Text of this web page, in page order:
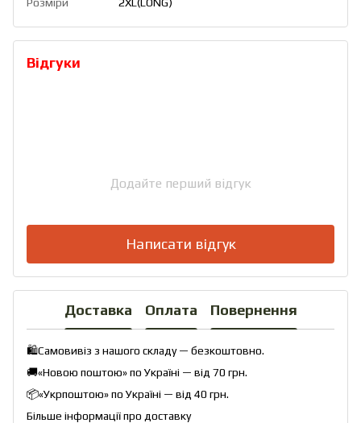
Відгуки
Додайте перший відгук
Написати відгук
Доставка Оплата Повернення
🛍️Самовивіз з нашого складу — безкоштовно.
🚚«Новою поштою» по Україні — від 70 грн.
📦«Укрпоштою» по Україні — від 40 грн.
Більше інформації про доставку